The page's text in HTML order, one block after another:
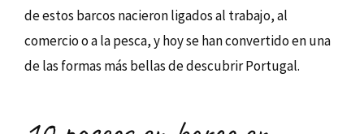
de estos barcos nacieron ligados al trabajo, al
comercio o a la pesca, y hoy se han convertido en una
de las formas más bellas de descubrir Portugal.